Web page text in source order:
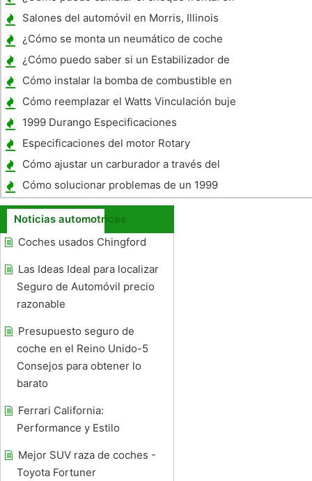
la 1999 Dodge Dakota?
Salones del automóvil en Morris, Illinois
¿Cómo se monta un neumático de coche
manual mediante Irons neumático?
¿Cómo puedo saber si un Estabilizador de
Enlace está desgastado?
Cómo instalar la bomba de combustible en
una Dodge Ram 1997
Cómo reemplazar el Watts Vinculación buje
en un PT Cruiser
1999 Durango Especificaciones
Especificaciones del motor Rotary
Cómo ajustar un carburador a través del
uso del vacío del múltiple de un V-8 motor
de combustión interna
Cómo solucionar problemas de un 1999
Toyota Tacoma
Noticias automotrices
Coches usados ​​Chingford
Las Ideas Ideal para localizar
Seguro de Automóvil precio
razonable
Presupuesto seguro de
coche en el Reino Unido-5
Consejos para obtener lo
barato
Ferrari California:
Performance y Estilo
Mejor SUV raza de coches -
Toyota Fortuner